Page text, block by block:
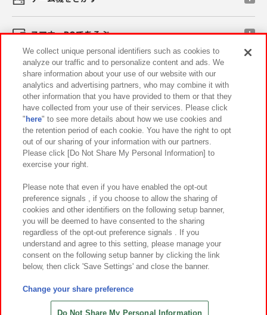
スマホ・PCであそぶ
イベント・キャンペーン
関連会社 サステナビリティ サイトポリシー
プライバシーポリシー ウェブアクセシビリティ方針と検証結果
お取引先さまとともに
カスタマーハラスメント対応方針 よくあるご質問・お問い合わせ
©Bandai Namco Amusement Inc.
©Bandai Namco Amusement Lab Inc.
©HANAYASHIKI Co., Ltd. All Rights Reserved.
We collect unique personal identifiers such as cookies to
analyze our traffic and to personalize content and ads. We
share information about your use of our website with our
analytics and advertising partners, who may combine it with
other information that you have provided to them or that they
have collected from your use of their services. Please click
" here" to see more details about how we use cookies and
the retention period of each cookie. You have the right to opt
out of our sharing of your information with our partners.
Please click [Do Not Share My Personal Information] to
exercise your right.
Please note that even if you have enabled the opt-out
preference signals , if you choose to allow the sharing of
cookies and other identifiers on the following setup banner,
you will be deemed to have consented to the sharing
regardless of the opt-out preference signals . If you
understand and agree to this setting, please manage your
consent on the following setup banner by clicking the link
below, then click 'Save Settings' and close the banner.
Change your share preference
Do Not Share My Personal Information